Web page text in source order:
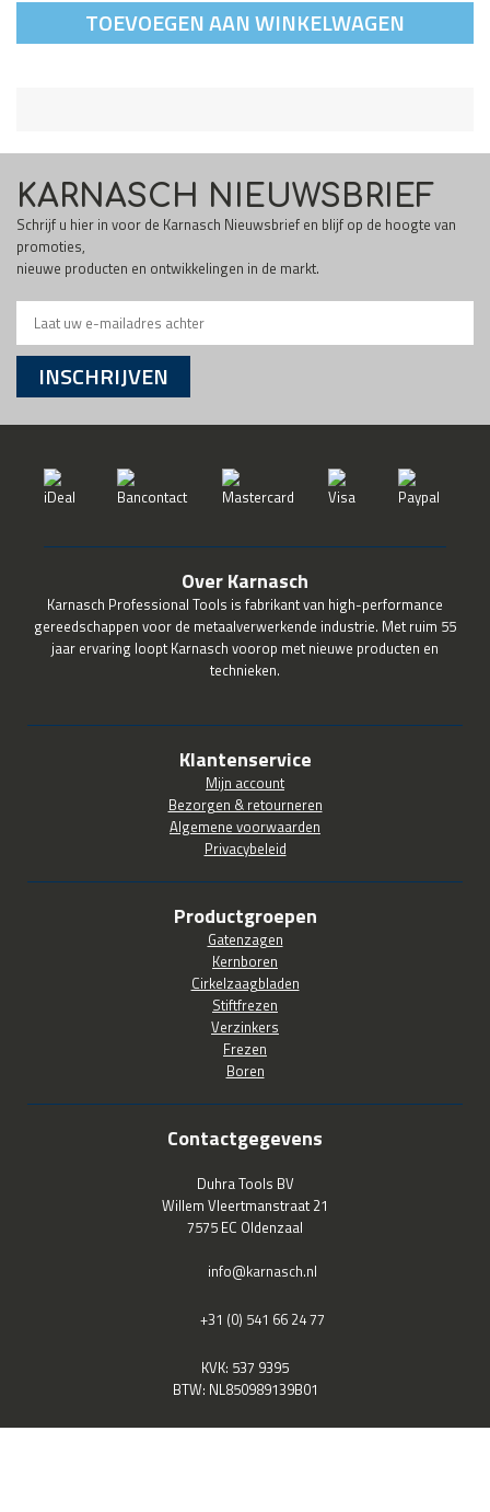
TOEVOEGEN AAN WINKELWAGEN
KARNASCH NIEUWSBRIEF
Schrijf u hier in voor de Karnasch Nieuwsbrief en blijf op de hoogte van
promoties,
nieuwe producten en ontwikkelingen in de markt.
INSCHRIJVEN
Over Karnasch
Karnasch Professional Tools is fabrikant van high-performance
gereedschappen voor de metaalverwerkende industrie. Met ruim 55
jaar ervaring loopt Karnasch voorop met nieuwe producten en
technieken.
Klantenservice
Mijn account
Bezorgen & retourneren
Algemene voorwaarden
Privacybeleid
Productgroepen
Gatenzagen
Kernboren
Cirkelzaagbladen
Stiftfrezen
Verzinkers
Frezen
Boren
Contactgegevens
Duhra Tools BV
Willem Vleertmanstraat 21
7575 EC Oldenzaal
info@karnasch.nl
+31 (0) 541 66 24 77
KVK: 537 9395
BTW: NL850989139B01